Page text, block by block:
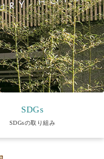
SDGs
SDGsの取り組み